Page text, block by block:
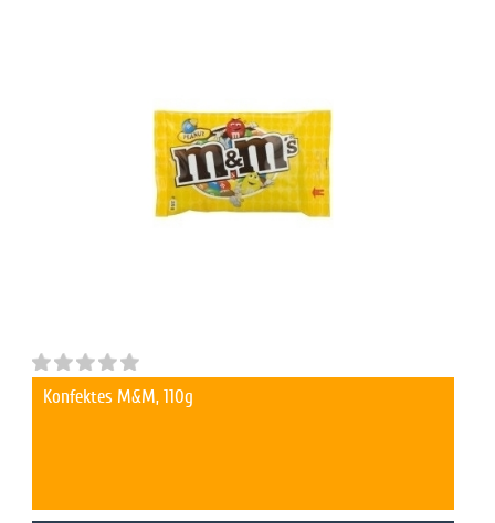
Konfektes M&M, 110g